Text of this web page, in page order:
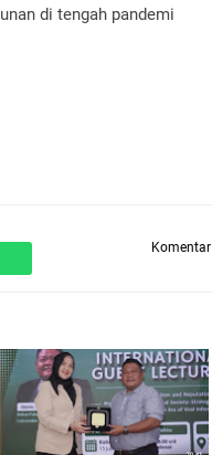
di tengah pandemi
Komentar